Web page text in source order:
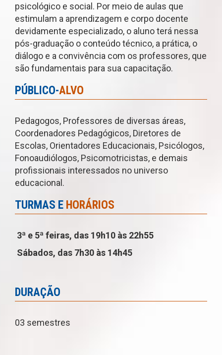
psicológico e social. Por meio de aulas que
estimulam a aprendizagem e corpo docente
devidamente especializado, o aluno terá nessa
pós-graduação o conteúdo técnico, a prática, o
diálogo e a convivência com os professores, que
são fundamentais para sua capacitação.
PÚBLICO-ALVO
Pedagogos, Professores de diversas áreas,
Coordenadores Pedagógicos, Diretores de
Escolas, Orientadores Educacionais, Psicólogos,
Fonoaudiólogos, Psicomotricistas, e demais
profissionais interessados no universo
educacional.
TURMAS E HORÁRIOS
3ª e 5ª feiras, das 19h10 às 22h55
Sábados, das 7h30 às 14h45
DURAÇÃO
03 semestres